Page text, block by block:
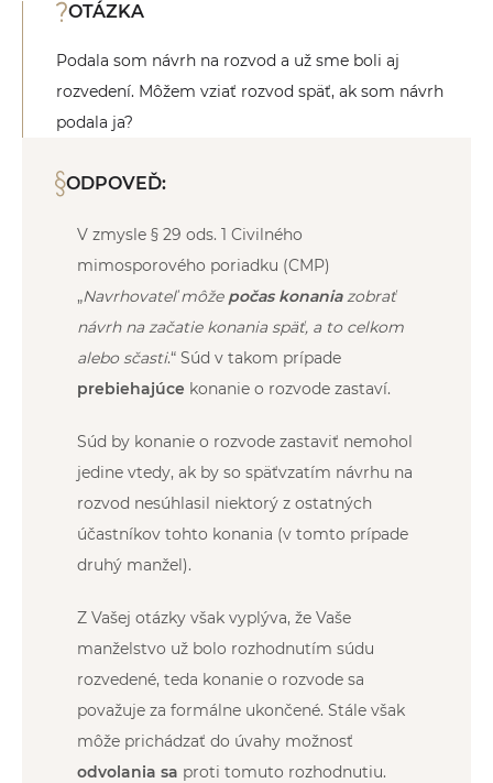
OTÁZKA
Podala som návrh na rozvod a už sme boli aj
rozvedení. Môžem vziať rozvod späť, ak som návrh
podala ja?
ODPOVEĎ:
V zmysle § 29 ods. 1 Civilného
mimosporového poriadku (CMP)
„Navrhovateľ môže počas konaniazobrať
návrh na začatie konania späť, a to celkom
alebo sčasti.“ Súd v takom prípade
prebiehajúce konanie o rozvode zastaví.
Súd by konanie o rozvode zastaviť nemohol
jedine vtedy, ak by so späťvzatím návrhu na
rozvod nesúhlasil niektorý z ostatných
účastníkov tohto konania (v tomto prípade
druhý manžel).
Z Vašej otázky však vyplýva, že Vaše
manželstvo už bolo rozhodnutím súdu
rozvedené, teda konanie o rozvode sa
považuje za formálne ukončené. Stále však
môže prichádzať do úvahy možnosť
odvolania sa proti tomuto rozhodnutiu.